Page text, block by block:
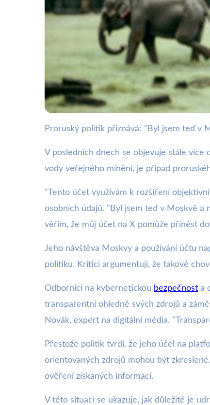
webya.cz
Proruský Politik
Proruský politik přiznává: "Byl jsem teď v
V posledních dnech se objevuje stále více
vody veřejného mínění, je případ
"Tento účet využívám k rozšíření
osobních údajů. "Byl jsem teď v Moskvě a
věřím, že můj účet na X pomůže přinést
Jeho návštěva Moskvy a používání účtu
politiku. Kritici argumentují, že takové
Odborníci na kybernetickou bezpečnost a
transparentní ohledně svých zdrojů a
Novák, expert na digitální média.
Přestože politik tvrdí, že jeho účel na
orientovaných zdrojů mohou být
ověření získaných informací.
V této situaci se ukazuje, jak důležité je